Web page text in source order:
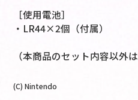
［使用電池］
・LR44×2個（付属）
（本商品のセット内容以外
(C) Nintendo